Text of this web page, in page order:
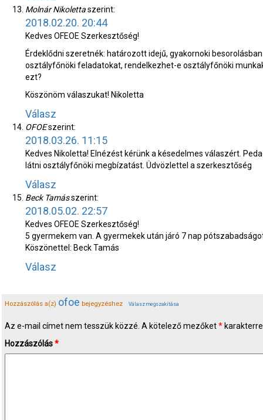
Molnár Nikolettaszerint:
2018.02.20. 20:44
Kedves OFEOE Szerkesztőség!
Érdeklődni szeretnék: határozott idejű, gyakornoki
osztályfőnöki feladatokat, rendelkezhet-e osztályfőnöki
ezt?
Köszönöm válaszukat! Nikoletta
Válasz
OFOEszerint:
2018.03.26. 11:15
Kedves Nikoletta! Elnézést kérünk a késedelmes válaszért.
látni osztályfőnöki megbízatást. Üdvözlettel a szerkesztőség
Válasz
Beck Tamásszerint:
2018.05.02. 22:57
Kedves OFEOE Szerkesztőség!
5 gyermekem van. A gyermekek után járó 7 nap
Köszönettel: Beck Tamás
Válasz
Hozzászólás a(z) ofoe bejegyzéshez Válasz megszakítása
Az e-mail címet nem tesszük közzé. A kötelező mezőket*
Hozzászólás*